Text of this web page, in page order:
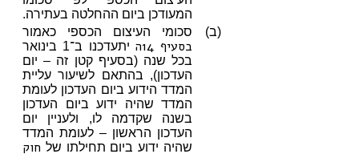
המעודכן ביום ההחלטה בעתירה.
(ב)
סכומי העיצום הכספי כאמור
בסעיף 14ה
יתעדכנו ב־1 בינואר
בכל שנה (בסעיף קטן זה – יום
העדכון), בהתאם לשיעור עליית
המדד הידוע ביום העדכון לעומת
המדד שהיה ידוע ביום העדכון
בשנה שקדמה לו, ולעניין יום
העדכון הראשון – לעומת המדד
שהיה ידוע ביום תחילתו של חוק